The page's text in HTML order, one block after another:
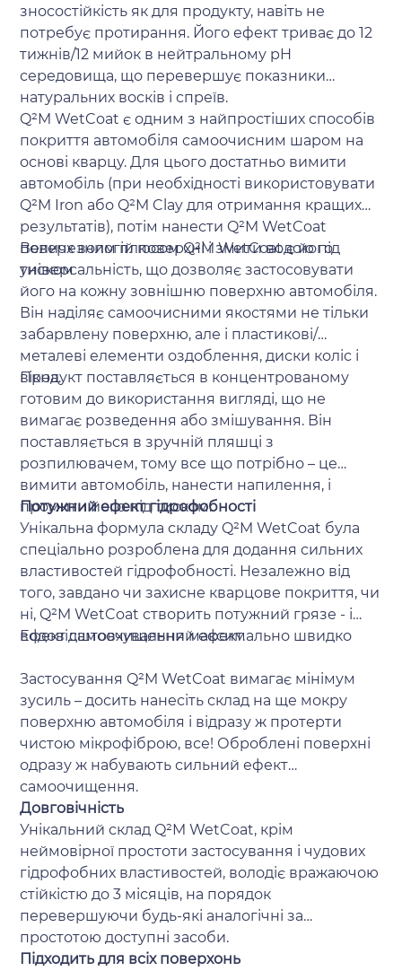
зносостійкість як для продукту, навіть не
потребує протирання. Його ефект триває до 12
тижнів/12 мийок в нейтральному pH
середовища, що перевершує показники
натуральних восків і спреїв.
Q²M WetCoat є одним з найпростіших способів
покриття автомобіля самоочисним шаром на
основі кварцу. Для цього достатньо вимити
автомобіль (при необхідності використовувати
Q²M Iron або Q²M Clay для отримання кращих
результатів), потім нанести Q²M WetCoat
поверх вологій поверхні і змити водою під
тиском
Величезним плюсом Q²M WetCoat є його
універсальність, що дозволяє застосовувати
його на кожну зовнішню поверхню автомобіля.
Він наділяє самоочисними якостями не тільки
забарвлену поверхню, але і пластикові/
металеві елементи оздоблення, диски коліс і
вікна.
Продукт поставляється в концентрованому
готовим до використання вигляді, що не
вимагає розведення або змішування. Він
поставляється в зручній пляшці з
розпилювачем, тому все що потрібно – це
вимити автомобіль, нанести напилення, і
промити його під тиском.
Потужний ефект гідрофобності
Унікальна формула складу Q²M WetCoat була
спеціально розроблена для додання сильних
властивостей гідрофобності. Незалежно від
того, завдано чи захисне кварцове покриття, чи
ні, Q²M WetCoat створить потужний грязе - і
водовідштовхувальний ефект.
Ефект самоочищення максимально швидко
Застосування Q²M WetCoat вимагає мінімум
зусиль – досить нанесіть склад на ще мокру
поверхню автомобіля і відразу ж протерти
чистою мікрофіброю, все! Оброблені поверхні
одразу ж набувають сильний ефект
самоочищення.
Довговічність
Унікальний склад Q²M WetCoat, крім
неймовірної простоти застосування і чудових
гідрофобних властивостей, володіє вражаючою
стійкістю до 3 місяців, на порядок
перевершуючи будь-які аналогічні за
простотою доступні засоби.
Підходить для всіх поверхонь